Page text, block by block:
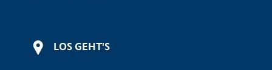
LOS GEHT'S